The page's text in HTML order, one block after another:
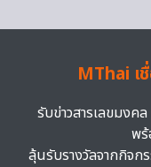
MThai เ
รับข่าวสารเลขมงค
พร้
ลุ้นรับรางวัลจากกิจก